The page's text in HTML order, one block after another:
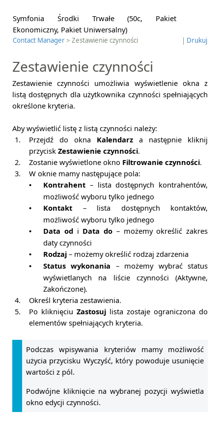
Symfonia Środki Trwałe (50c, Pakiet
Ekonomiczny, Pakiet Uniwersalny)
Contact Manager> Zestawienie czynności | Drukuj
Zestawienie czynności
Zestawienie czynności umożliwia wyświetlenie okna z
listą dostępnych dla użytkownika czynności spełniających
określone kryteria.
Aby wyświetlić listę z listą czynności należy:
1.
Przejdź do okna Kalendarz a następnie kliknij
przycisk Zestawienie czynności.
2.
Zostanie wyświetlone okno Filtrowanie czynności.
3.
W oknie mamy następujące pola:
• Kontrahent – lista dostępnych kontrahentów,
możliwość wyboru tylko jednego
• Kontakt – lista dostępnych kontaktów,
możliwość wyboru tylko jednego
• Data odi Data do – możemy określić zakres
daty czynności
• Rodzaj – możemy określić rodzaj zdarzenia
• Status wykonania – możemy wybrać status
wyświetlanych na liście czynności (Aktywne,
Zakończone).
4.
Określ kryteria zestawienia.
5.
Po kliknięciu Zastosuj lista zostaje ograniczona do
elementów spełniających kryteria.
Podczas wpisywania kryteriów mamy możliwość
użycia przycisku Wyczyść, który powoduje usunięcie
wartości z pól.
Podwójne kliknięcie na wybranej pozycji wyświetla
okno edycji czynności.